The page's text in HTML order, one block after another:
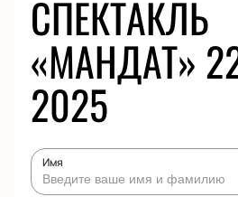
СПЕКТАКЛЬ
«МАНДАТ»
2025
Имя